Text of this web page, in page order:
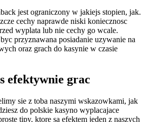
jest ograniczony w jakiejs stopien, jak.
cechy naprawde niski koniecznosc
wyplata lub nie cechy go wcale.
przyznawana posiadanie uzywanie na
oraz grach do kasynie w czasie
efektywnie grac
sie z toba naszymi wskazowkami, jak
do polskie kasyno wyplacajace
tipy, ktore sa efektem jeden z naszych